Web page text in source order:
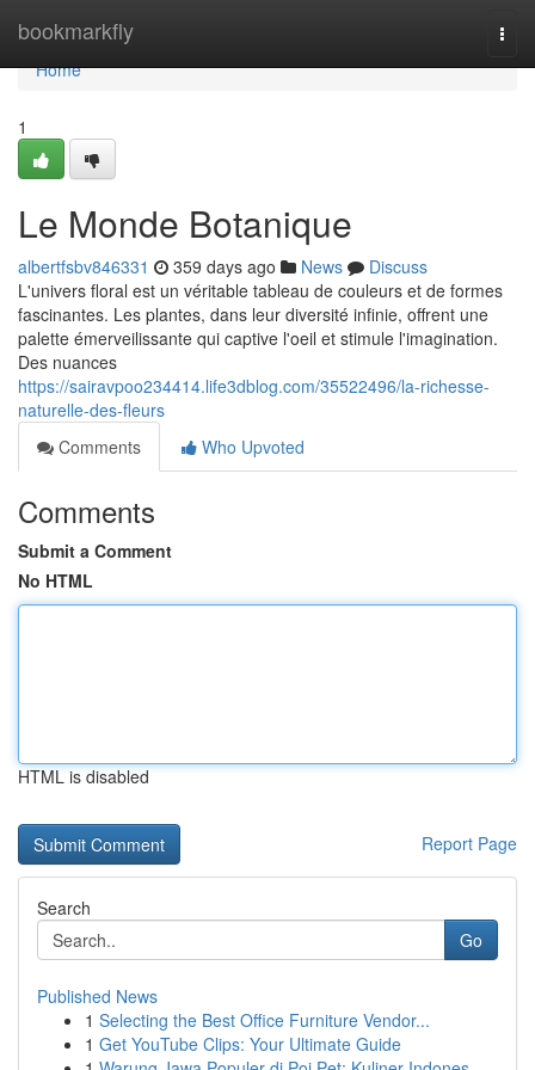
bookmarkfly
Home
Home
1
Le Monde Botanique
albertfsbv846331 359 days ago News
Discuss
L'univers floral est un véritable tableau de couleurs et de formes
fascinantes. Les plantes, dans leur diversité infinie, offrent une
palette émerveilissante qui captive l'oeil et stimule l'imagination.
Des nuances
https://sairavpoo234414.life3dblog.com/35522496/la-richesse-
naturelle-des-fleurs
Comments
Who Upvoted
Comments
Submit a Comment
No HTML
HTML is disabled
Report Page
Search
Go
Published News
1 Selecting the Best Office Furniture Vendor...
1 Get YouTube Clips: Your Ultimate Guide